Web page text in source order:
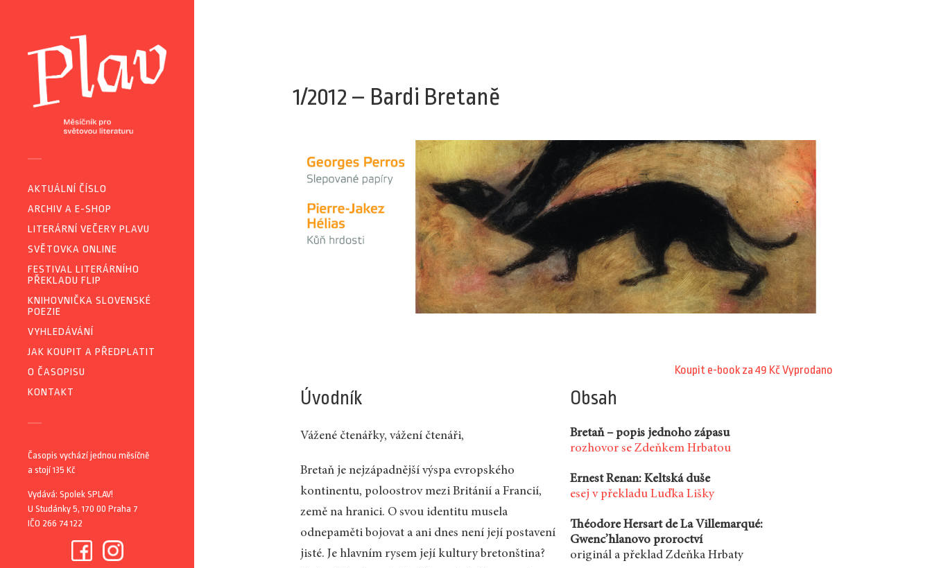
AKTUÁLNÍ ČÍSLO
ARCHIV A E-SHOP
LITERÁRNÍ VEČERY PLAVU
SVĚTOVKA ONLINE
FESTIVAL LITERÁRNÍHO
PŘEKLADU FLIP
KNIHOVNIČKA SLOVENSKÉ
POEZIE
VYHLEDÁVÁNÍ
JAK KOUPIT A PŘEDPLATIT
O ČASOPISU
KONTAKT
Časopis vychází jednou měsíčně
a stojí 135 Kč
Vydává: Spolek SPLAV!
U Studánky 5, 170 00 Praha 7
IČO 266 74 122
1/2012 – Bardi Bretaně
Koupit e-book za 49 KčVyprodano
Úvodník
Vážené čtenářky, vážení čtenáři,
Bretaň je nejzápadnější výspa evropského
kontinentu, poloostrov mezi Británií a Francií,
země na hranici. O svou identitu musela
odnepaměti bojovat a ani dnes není její postavení
jisté. Je hlavním rysem její kultury bretonština?
Obsah
Bretaň – popis jednoho zápasu
rozhovor se Zdeňkem Hrbatou
Ernest Renan: Keltská duše
esej v překladu Luďka Lišky
Théodore Hersart de La Villemarqué:
Gwenc’hlanovo proroctví
originál a překlad Zdeňka Hrbaty